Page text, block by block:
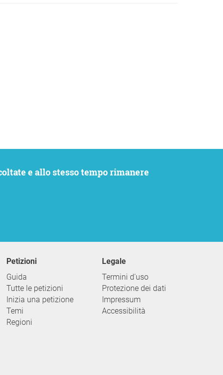
Petizioni
Guida
Tutte le petizioni
Inizia una petizione
Temi
Regioni
Legale
Termini d'uso
Protezione dei dati
Impressum
Accessibilità